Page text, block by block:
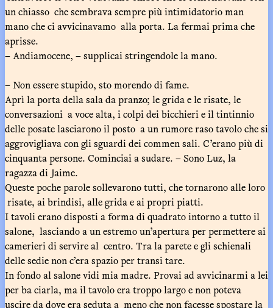
un chiasso che sembrava sempre più intimidatorio man
mano che ci avvicinavamo alla porta. La fermai prima che
aprisse.
– Andiamocene, – supplicai stringendole la mano.
– Non essere stupido, sto morendo di fame.
Aprì la porta della sala da pranzo; le grida e le risate, le
conversazioni a voce alta, i colpi dei bicchieri e il tintinnio
delle posate lasciarono il posto a un rumore raso tavolo che si
aggrovigliava con gli sguardi dei commen sali. C’erano più di
cinquanta persone. Cominciai a sudare. – Sono Luz, la
ragazza di Jaime.
Queste poche parole sollevarono tutti, che tornarono alle loro
risate, ai brindisi, alle grida e ai propri piatti.
I tavoli erano disposti a forma di quadrato intorno a tutto il
salone, lasciando a un estremo un’apertura per permettere ai
camerieri di servire al centro. Tra la parete e gli schienali
delle sedie non c’era spazio per transi tare.
In fondo al salone vidi mia madre. Provai ad avvicinarmi a lei
per ba ciarla, ma il tavolo era troppo largo e non poteva
uscire da dove era seduta a meno che non facesse spostare la